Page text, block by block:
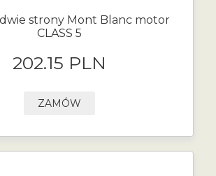
strony Mont Blanc motor
CLASS 5
202.15 PLN
ZAMÓW